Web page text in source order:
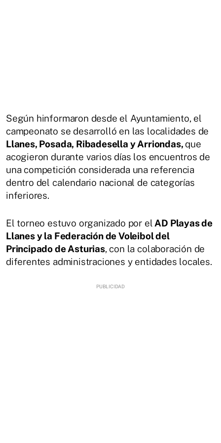
Según hinformaron desde el Ayuntamiento, el
campeonato se desarrolló en las localidades de
Llanes, Posada, Ribadesella y Arriondas, que
acogieron durante varios días los encuentros de
una competición considerada una referencia
dentro del calendario nacional de categorías
inferiores.
El torneo estuvo organizado por el AD Playas de
Llanes y la Federación de Voleibol del
Principado de Asturias, con la colaboración de
diferentes administraciones y entidades locales.